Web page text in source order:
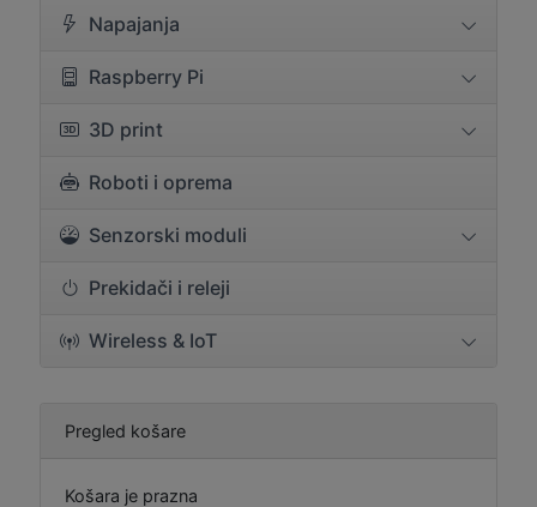
Napajanja
Raspberry Pi
3D print
Roboti i oprema
Senzorski moduli
Prekidači i releji
Wireless & IoT
Pregled košare
Košara je prazna